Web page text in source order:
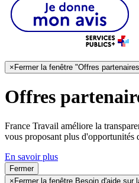
× Fermer la fenêtre "Offres
Offres
France Travail améliore la
vous proposant plus d'opportunités
En savoir plus
Fermer
× Fermer la fenêtre Besoin d'aide sur